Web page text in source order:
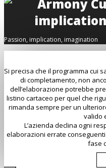
Passion, implication, imagination
Si precisa che il programma cui
di completamento, non
dell’elaborazione potrebbe
listino cartaceo per quel che
rimanda sempre per un
valido
L’azienda declina ogni
elaborazioni errate conseguenti
fase